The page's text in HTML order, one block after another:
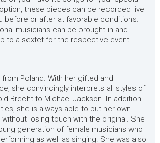
these pieces can be recorded live
before or after at favorable conditions.
musicians can be brought in and
to a sextet for the respective event.
Poland. With her gifted and
she convincingly interprets all styles of
Brecht to Michael Jackson. In addition
she is always able to put her own
losing touch with the original. She
generation of female musicians who
as well as singing. She was also